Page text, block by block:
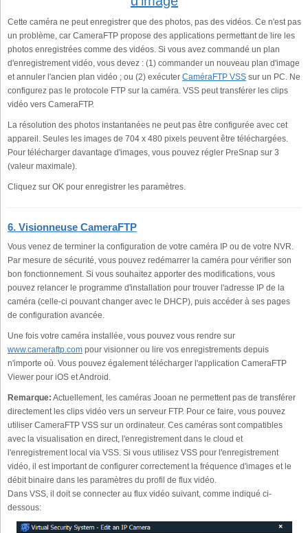
Cette caméra ne peut enregistrer que des photos, pas des vidéos. Ce n'est pas
un problème, car CameraFTP propose des applications permettant de lire les
photos enregistrées comme des vidéos. Si vous avez commandé un plan
d'enregistrement vidéo, vous devez : (1) commander un nouveau plan d'image
et annuler l'ancien plan vidéo ; ou (2) exécuter CaméraFTP VSS sur un PC. Ne
configurez pas le protocole FTP sur la caméra. VSS peut transférer les clips
vidéo vers CameraFTP.
La résolution des photos instantanées ne peut pas être configurée avec cet
appareil. Seules les images de 704 x 480 pixels peuvent être téléchargées.
Pour télécharger davantage d'images, vous pouvez régler PreSnap sur 3
(valeur maximale).
Cliquez sur OK pour enregistrer les paramètres.
6. Visionneuse CameraFTP
Vous venez de terminer la configuration de votre caméra IP ou de votre NVR.
Par mesure de sécurité, vous pouvez redémarrer la caméra pour vérifier son
bon fonctionnement. Si vous souhaitez apporter des modifications, vous
pouvez relancer le programme d'installation pour trouver l'adresse IP de la
caméra (celle-ci pouvant changer avec le DHCP), puis accéder à ses pages
de configuration avancée.
Une fois votre caméra installée, vous pouvez vous rendre sur
www.cameraftp.com pour visionner ou lire vos enregistrements depuis
n'importe où. Vous pouvez également télécharger l'application CameraFTP
Viewer pour iOS et Android.
Remarque: Actuellement, les caméras Jooan ne permettent pas de transférer
directement les clips vidéo vers un serveur FTP. Pour ce faire, vous pouvez
utiliser CameraFTP VSS sur un ordinateur. Ces caméras sont compatibles
avec la visualisation en direct, l'enregistrement dans le cloud et
l'enregistrement local via VSS. Si vous utilisez VSS pour l'enregistrement
vidéo, il est important de configurer correctement la fréquence d'images et le
débit binaire dans les paramètres du profil de flux vidéo.
Dans VSS, il doit se connecter au flux vidéo suivant, comme indiqué ci-
dessous: